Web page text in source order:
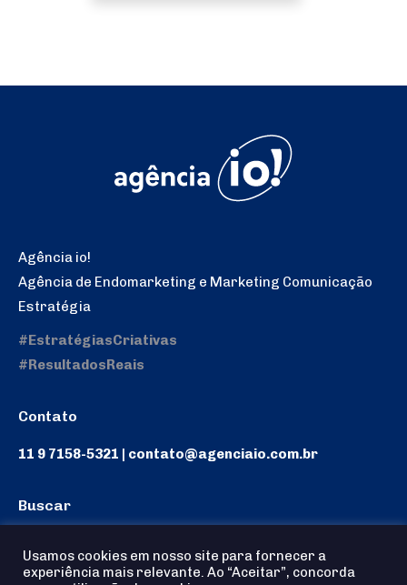
Agência io!
Agência de Endomarketing e Marketing Comunicação
Estratégia
#EstratégiasCriativas
#ResultadosReais
Contato
11 9 7158-5321 | contato@agenciaio.com.br
Buscar
Usamos cookies em nosso site para fornecer a
experiência mais relevante. Ao “Aceitar”, concorda